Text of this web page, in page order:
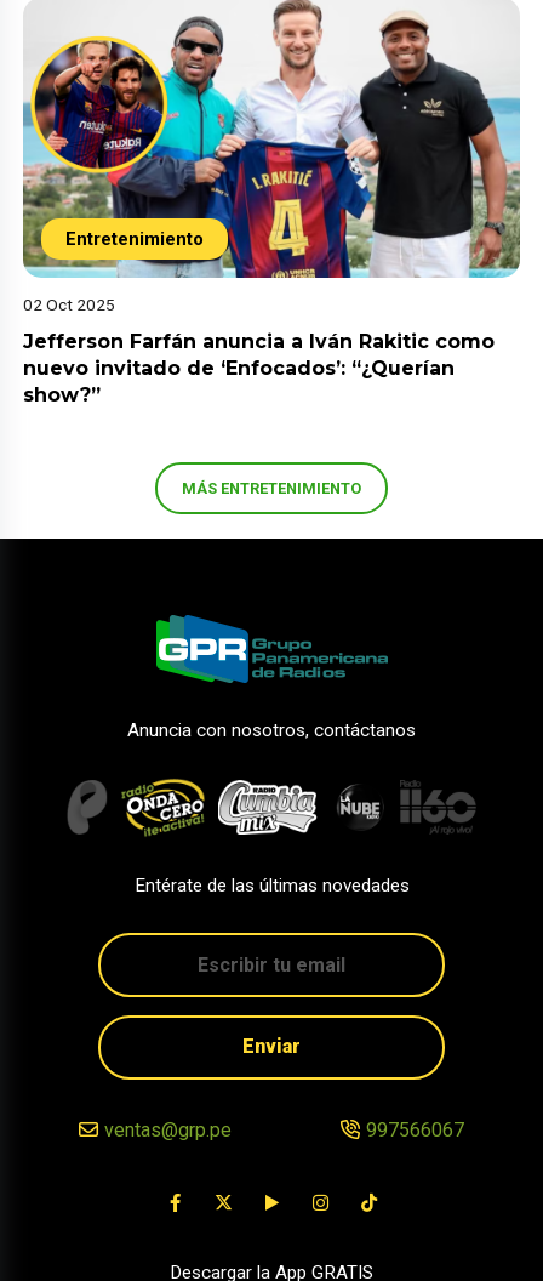
Entretenimiento
02 Oct 2025
Jefferson Farfán anuncia a Iván Rakitic como
nuevo invitado de ‘Enfocados’: “¿Querían
show?”
MÁS ENTRETENIMIENTO
Anuncia con nosotros, contáctanos
Entérate de las últimas novedades
Enviar
ventas@grp.pe 997566067
Descargar la App GRATIS